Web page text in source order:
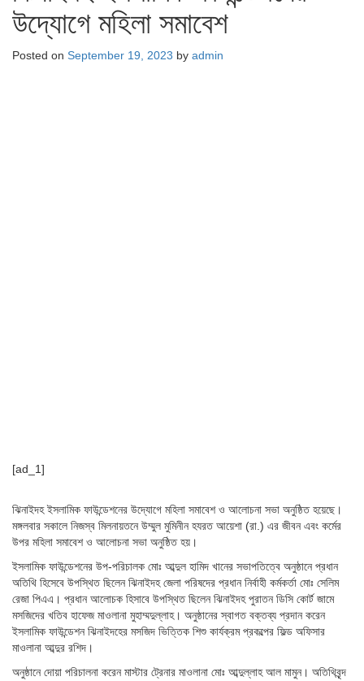
উদ্যোগে মহিলা সমাবেশ
Posted on September 19, 2023 by admin
[ad_1]
ঝিনাইদহ ইসলামিক ফাউন্ডেশনের উদ্যোগে মহিলা সমাবেশ ও আলোচনা সভা অনুষ্ঠিত হয়েছে।
মঙ্গলবার সকালে নিজস্ব মিলনায়তনে উম্মুল মুমিনীন হযরত আয়েশা (রা.) এর জীবন এবং কর্মের
উপর মহিলা সমাবেশ ও আলোচনা সভা অনুষ্ঠিত হয়।
ইসলামিক ফাউন্ডেশনের উপ-পরিচালক মোঃ আব্দুল হামিদ খানের সভাপতিত্বে অনুষ্ঠানে প্রধান
অতিথি হিসেবে উপস্থিত ছিলেন ঝিনাইদহ জেলা পরিষদের প্রধান নির্বাহী কর্মকর্তা মোঃ সেলিম
রেজা পিএএ। প্রধান আলোচক হিসাবে উপস্থিত ছিলেন ঝিনাইদহ পুরাতন ডিসি কোর্ট জামে
মসজিদের খতিব হাফেজ মাওলানা মুহাম্মদুল্লাহ। অনুষ্ঠানের স্বাগত বক্তব্য প্রদান করেন
ইসলামিক ফাউন্ডেশন ঝিনাইদহের মসজিদ ভিত্তিক শিশু কার্যক্রম প্রকল্পের ফিল্ড অফিসার
মাওলানা আব্দুর রশিদ।
অনুষ্ঠানে দোয়া পরিচালনা করেন মাস্টার ট্রেনার মাওলানা মোঃ আব্দুল্লাহ আল মামুন। অতিথিবৃন্দ